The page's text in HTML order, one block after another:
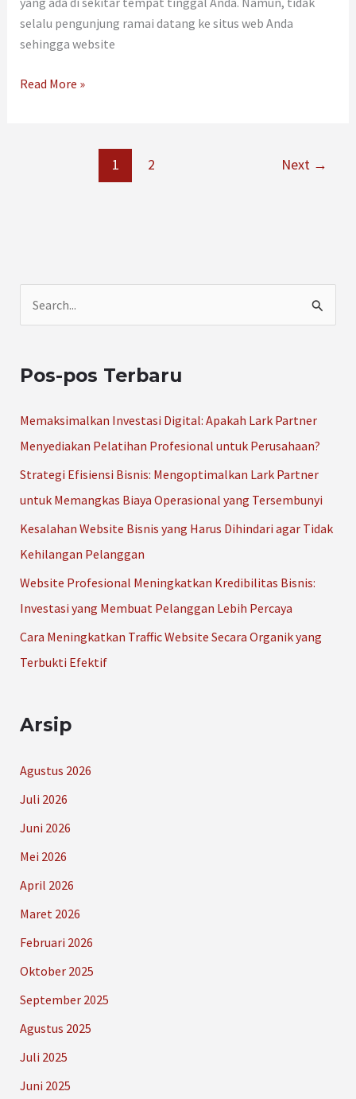
selalu pengunjung ramai datang ke situs web Anda
sehingga website
Read More »
1 2 Next →
i
:
Pos-pos Terbaru
Memaksimalkan Investasi Digital: Apakah Lark Partner
Menyediakan Pelatihan Profesional untuk Perusahaan?
Strategi Efisiensi Bisnis: Mengoptimalkan Lark Partner
untuk Memangkas Biaya Operasional yang Tersembunyi
Kesalahan Website Bisnis yang Harus Dihindari agar Tidak
Kehilangan Pelanggan
Website Profesional Meningkatkan Kredibilitas Bisnis:
Investasi yang Membuat Pelanggan Lebih Percaya
Cara Meningkatkan Traffic Website Secara Organik yang
Terbukti Efektif
Arsip
Agustus 2026
Juli 2026
Juni 2026
Mei 2026
April 2026
Maret 2026
Februari 2026
Oktober 2025
September 2025
Agustus 2025
Juli 2025
Juni 2025